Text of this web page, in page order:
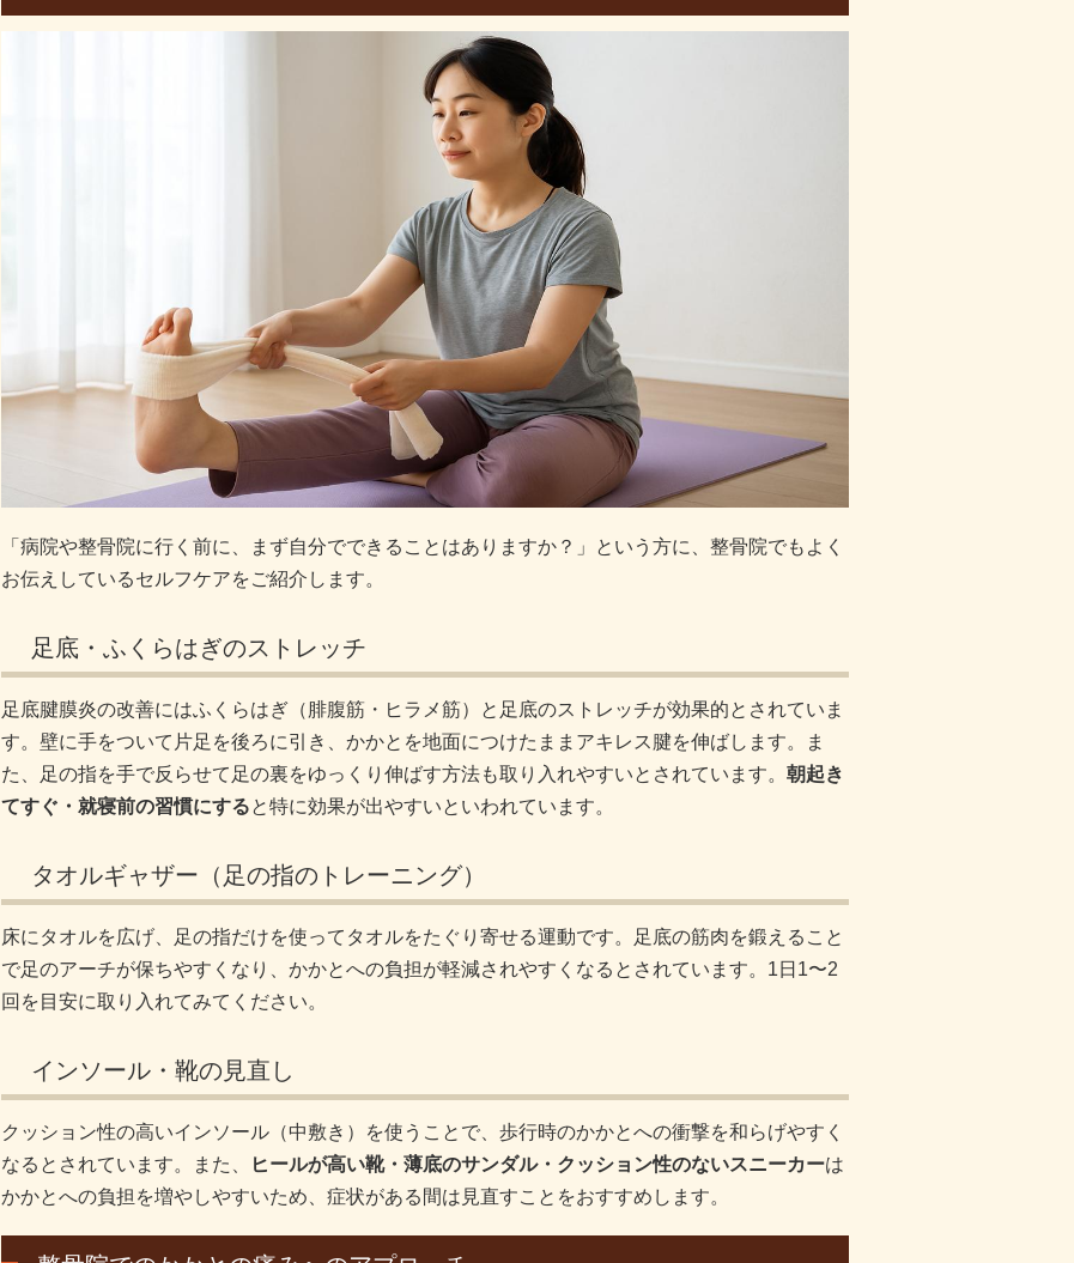
「病院や整骨院に行く前に、まず自分でできることはありますか？」という方に、整骨院でもよく
お伝えしているセルフケアをご紹介します。
足底・ふくらはぎのストレッチ
足底腱膜炎の改善にはふくらはぎ（腓腹筋・ヒラメ筋）と足底のストレッチが効果的とされていま
す。壁に手をついて片足を後ろに引き、かかとを地面につけたままアキレス腱を伸ばします。ま
た、足の指を手で反らせて足の裏をゆっくり伸ばす方法も取り入れやすいとされています。 朝起き
てすぐ・就寝前の習慣にすると特に効果が出やすいといわれています。
タオルギャザー（足の指のトレーニング）
床にタオルを広げ、足の指だけを使ってタオルをたぐり寄せる運動です。足底の筋肉を鍛えること
で足のアーチが保ちやすくなり、かかとへの負担が軽減されやすくなるとされています。1日1〜2
回を目安に取り入れてみてください。
インソール・靴の見直し
クッション性の高いインソール（中敷き）を使うことで、歩行時のかかとへの衝撃を和らげやすく
なるとされています。また、
ヒールが高い靴・薄底のサンダル・クッション性のないスニーカーは
かかとへの負担を増やしやすいため、症状がある間は見直すことをおすすめします。